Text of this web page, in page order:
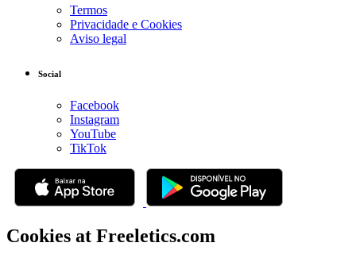
Termos
Privacidade e Cookies
Aviso legal
Social
Facebook
Instagram
YouTube
TikTok
Cookies at Freeletics.com